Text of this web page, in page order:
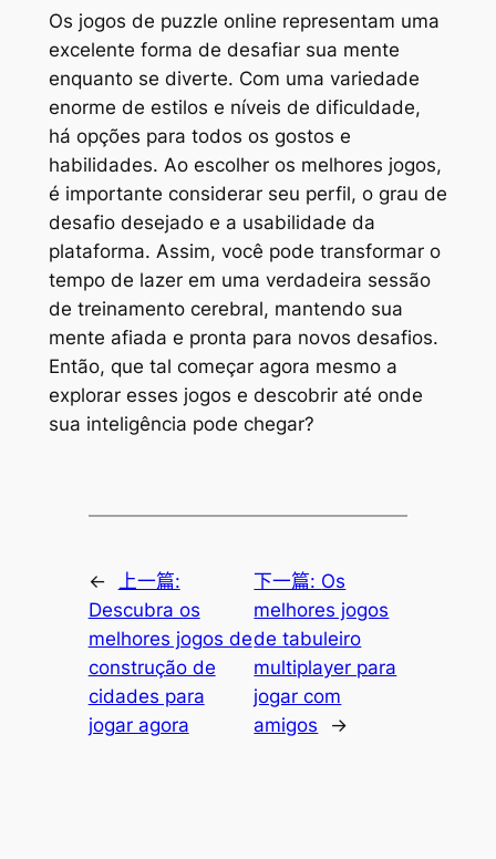
Os jogos de puzzle online representam uma
excelente forma de desafiar sua mente
enquanto se diverte. Com uma variedade
enorme de estilos e níveis de dificuldade,
há opções para todos os gostos e
habilidades. Ao escolher os melhores jogos,
é importante considerar seu perfil, o grau de
desafio desejado e a usabilidade da
plataforma. Assim, você pode transformar o
tempo de lazer em uma verdadeira sessão
de treinamento cerebral, mantendo sua
mente afiada e pronta para novos desafios.
Então, que tal começar agora mesmo a
explorar esses jogos e descobrir até onde
sua inteligência pode chegar?
←
上一篇:
Descubra os
melhores jogos de
construção de
cidades para
jogar agora
下一篇: Os
melhores jogos
de tabuleiro
multiplayer para
jogar com
amigos
→